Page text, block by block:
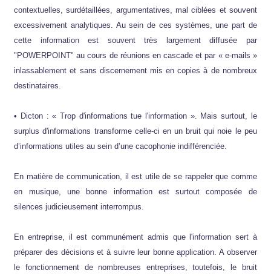
contextuelles, surdétaillées, argumentatives, mal ciblées et souvent
excessivement analytiques. Au sein de ces systèmes, une part de
cette information est souvent très largement diffusée par
"POWERPOINT" au cours de réunions en cascade et par « e-mails »
inlassablement et sans discernement mis en copies à de nombreux
destinataires.
• Dicton : « Trop d'informations tue l'information ». Mais surtout, le
surplus d'informations transforme celle-ci en un bruit qui noie le peu
d’informations utiles au sein d’une cacophonie indifférenciée.
En matière de communication, il est utile de se rappeler que comme
en musique, une bonne information est surtout composée de
silences judicieusement interrompus.
En entreprise, il est communément admis que l'information sert à
préparer des décisions et à suivre leur bonne application. A observer
le fonctionnement de nombreuses entreprises, toutefois, le bruit